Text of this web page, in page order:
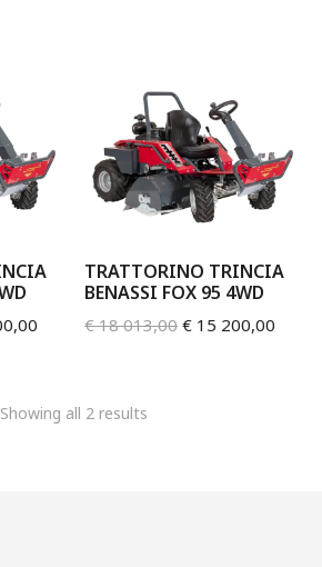
TRATTORINO TRINCIA
BENASSI FOX 95 4WD
€18 013,00 € 15 200,00
Showing all 2 results